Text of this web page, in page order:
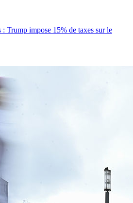
: Trump impose 15% de taxes sur le